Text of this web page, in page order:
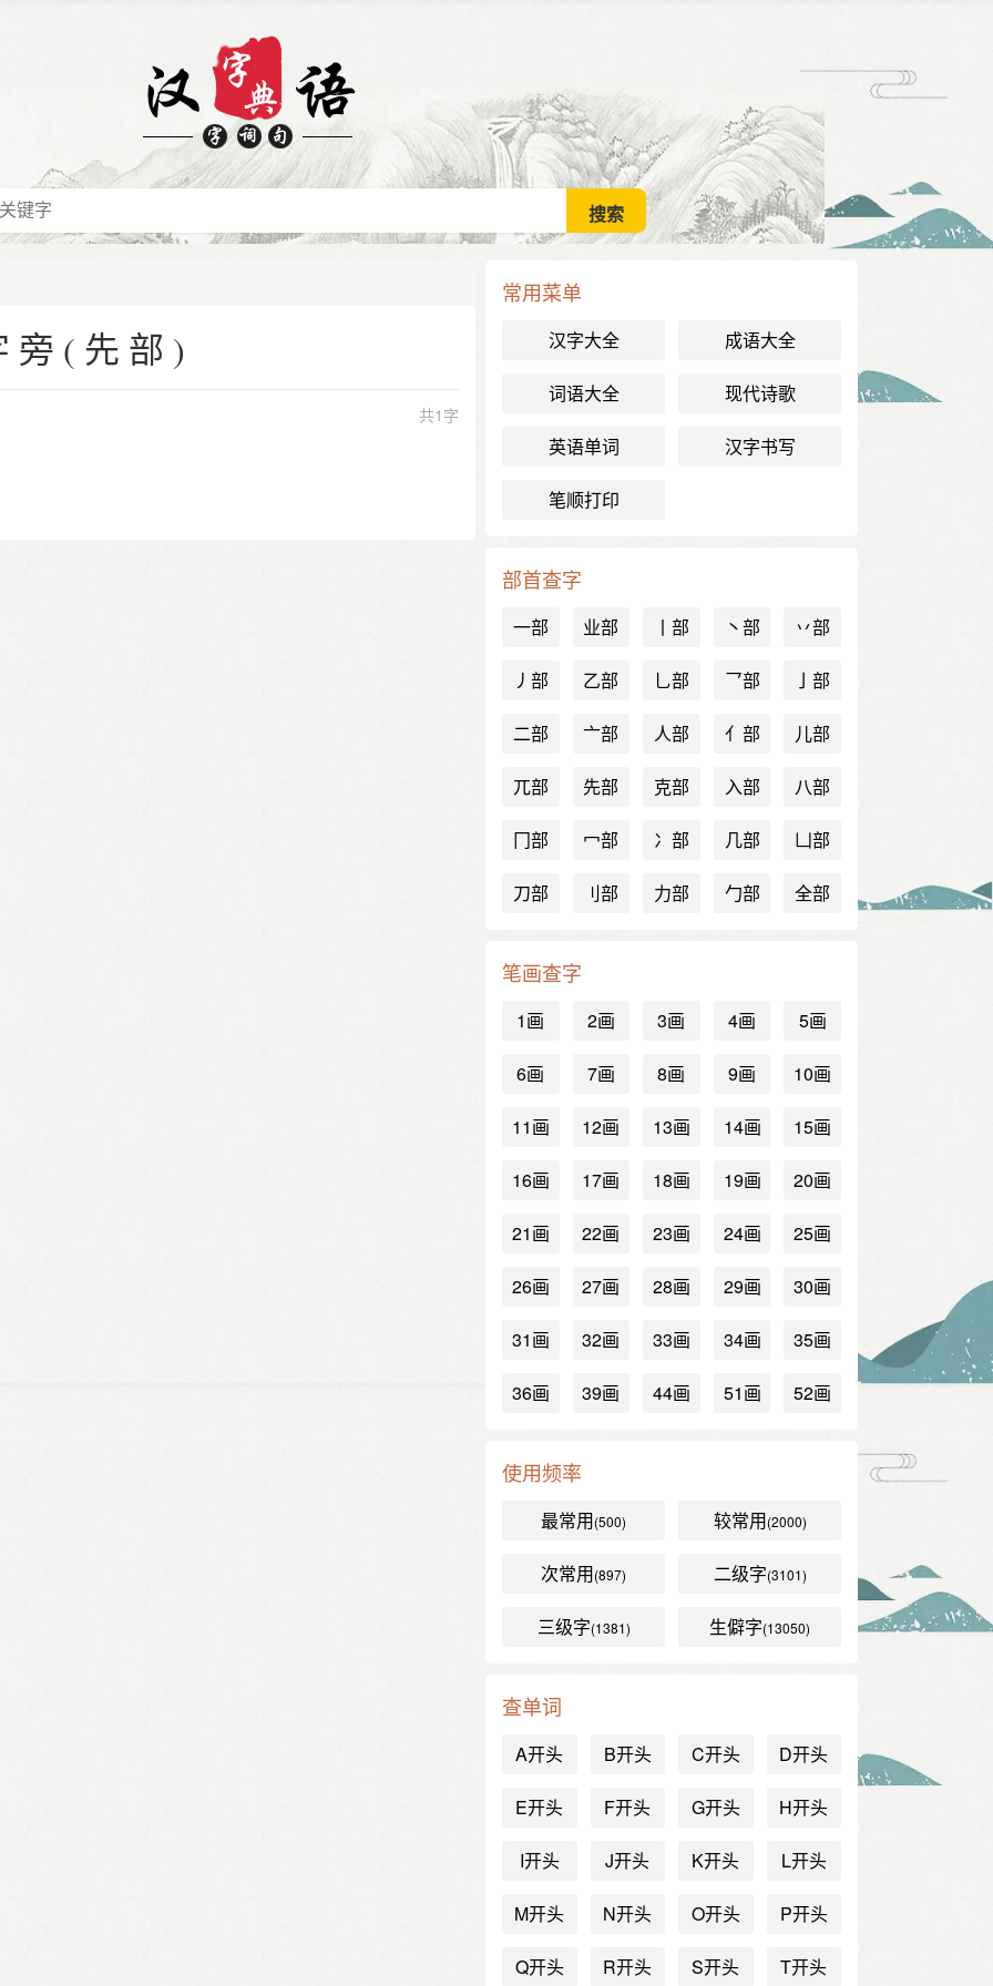
旁(先部)
共1字
常用菜单
汉字大全 成语大全
词语大全 现代诗歌
英语单词 汉字书写
笔顺打印
部首查字
一部 业部 丨部 丶部 丷部
丿部 乙部 乚部 乛部 亅部
二部 亠部 人部 亻部 儿部
兀部 先部 克部 入部 八部
冂部 冖部 冫部 几部 凵部
刀部 刂部 力部 勹部 全部
笔画查字
1画 2画 3画 4画 5画
6画 7画 8画 9画 10画
11画 12画 13画 14画 15画
16画 17画 18画 19画 20画
21画 22画 23画 24画 25画
26画 27画 28画 29画 30画
31画 32画 33画 34画 35画
36画 39画 44画 51画 52画
使用频率
最常用(500) 较常用(2000)
次常用(897) 二级字(3101)
三级字(1381) 生僻字(13050)
查单词
A开头 B开头 C开头 D开头
E开头 F开头 G开头 H开头
I开头 J开头 K开头 L开头
M开头 N开头 O开头 P开头
Q开头 R开头 S开头 T开头